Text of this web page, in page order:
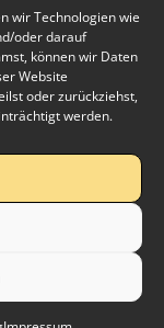
wir Technologien wie
oder darauf
können wir Daten
Website
oder zurückziehst,
werden.
an
Dietzenbach